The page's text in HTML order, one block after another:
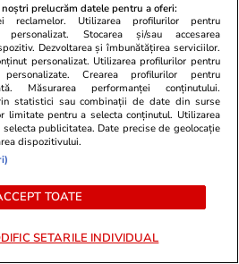
și cum să
17 iul.
cartofii
prelucrăm datele pentru a oferi:
reclamelor. Utilizarea profilurilor pentru
personalizat. Stocarea și/sau accesarea
Dezvoltarea și îmbunătățirea serviciilor.
personalizat. Utilizarea profilurilor pentru
Crearea profilurilor pentru
Măsurarea performanței conținutului.
statistici sau combinații de date din surse
limitate pentru a selecta conținutul. Utilizarea
publicitatea. Date precise de geolocație
dispozitivului.
TOATE
SETARILE INDIVIDUAL